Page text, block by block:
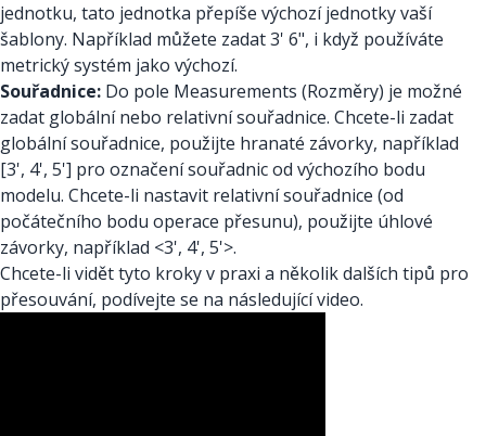
jednotku, tato jednotka přepíše výchozí jednotky vaší
šablony. Například můžete zadat 3' 6", i když používáte
metrický systém jako výchozí.
Souřadnice: Do pole Measurements (Rozměry) je možné
zadat globální nebo relativní souřadnice. Chcete-li zadat
globální souřadnice, použijte hranaté závorky, například
[3', 4', 5'] pro označení souřadnic od výchozího bodu
modelu. Chcete-li nastavit relativní souřadnice (od
počátečního bodu operace přesunu), použijte úhlové
závorky, například <3', 4', 5'>.
Chcete-li vidět tyto kroky v praxi a několik dalších tipů pro
přesouvání, podívejte se na následující video.